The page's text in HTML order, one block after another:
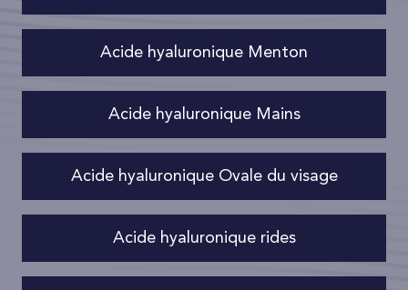
Acide hyaluronique Menton
Acide hyaluronique Mains
Acide hyaluronique Ovale du visage
Acide hyaluronique rides